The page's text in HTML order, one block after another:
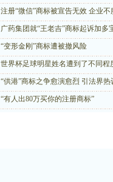
注册“微信”商标被宣告无效 企业
广药集团就“王老吉”商标起诉加
“变形金刚”商标遭被撤风险
世界杯足球明星姓名遭到了不同程
“供港”商标之争愈演愈烈 引法界热
“有人出80万买你的注册商标”